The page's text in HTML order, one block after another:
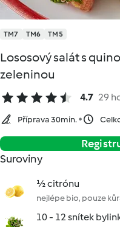
TM7 TM6 TM5
Lososový salát s
zeleninou
4.7 29
Příprava 30min.
Suroviny
½ citrónu
nejlépe bio, pouze
10 - 12 snítek